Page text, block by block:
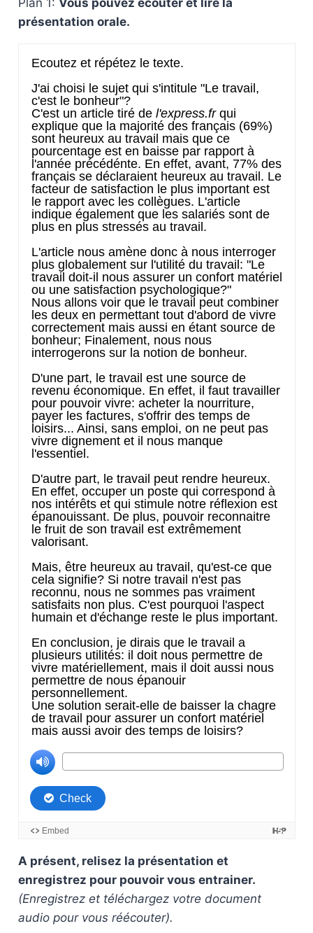
Plan 1: Vous pouvez écouter et lire la
présentation orale.
A présent, relisez la présentation et
enregistrez pour pouvoir vous entrainer.
(Enregistrez et téléchargez votre document
audio pour vous réécouter).